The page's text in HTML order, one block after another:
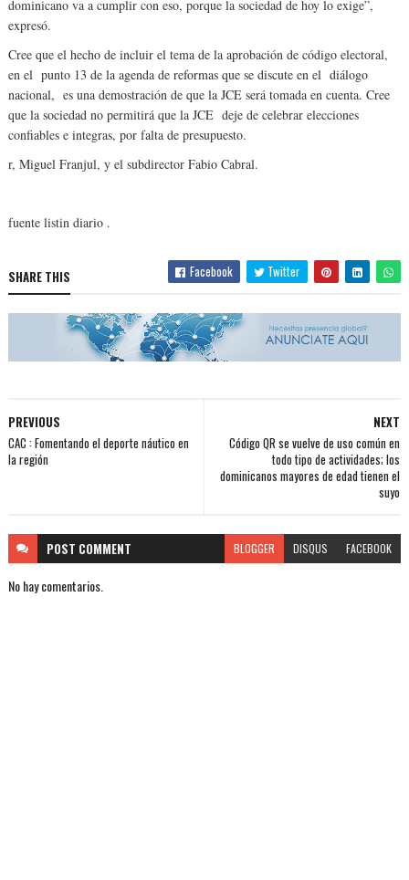
dominicano va a cumplir con eso, porque la sociedad de hoy lo exige”,
expresó.
Cree que el hecho de incluir el tema de la aprobación de código electoral,
en el punto 13 de la agenda de reformas que se discute en el diálogo
nacional, es una demostración de que la JCE será tomada en cuenta. Cree
que la sociedad no permitirá que la JCE deje de celebrar elecciones
confiables e integras, por falta de presupuesto.
r, Miguel Franjul, y el subdirector Fabio Cabral.
fuente listin diario .
SHARE THIS Facebook Twitter
NEXT
Código QR se vuelve de uso común en
todo tipo de actividades; los
dominicanos mayores de edad tienen el
suyo
PREVIOUS
CAC : Fomentando el deporte náutico en
la región
POST COMMENT BLOGGER DISQUS FACEBOOK
No hay comentarios.